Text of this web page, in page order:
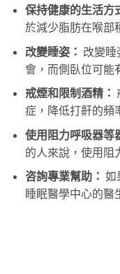
保持健康的生活方
於減少脂肪在喉部
改變睡姿： 改變睡
會，而側臥位可能
戒煙和限制酒精：
症，降低打鼾的頻
使用阻力呼吸器等
的人來說，使用阻
咨詢專業幫助： 如
睡眠醫學中心的醫